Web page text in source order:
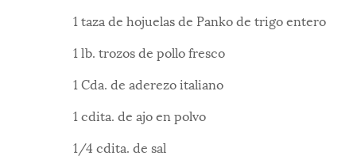
1 taza de hojuelas de Panko de trigo entero
1 lb. trozos de pollo fresco
1 Cda. de aderezo italiano
1 cdita. de ajo en polvo
1/4 cdita. de sal